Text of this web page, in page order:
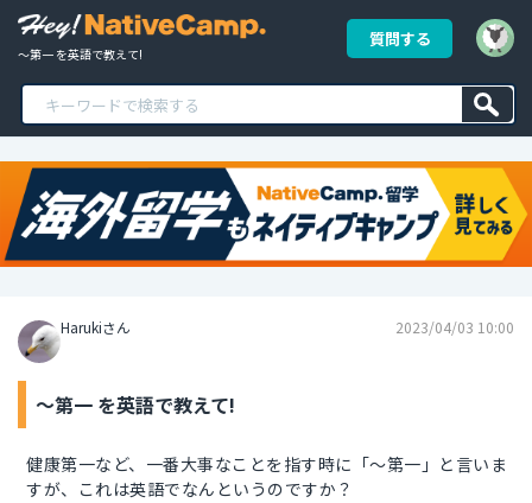
～第一 を英語で教えて!
質問する
Harukiさん 2023/04/03 10:00
～第一 を英語で教えて!
健康第一など、一番大事なことを指す時に「～第一」と言いま
すが、これは英語でなんというのですか？